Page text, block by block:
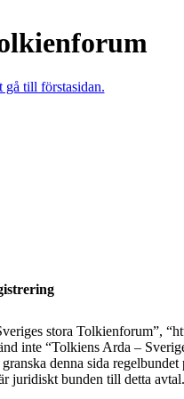
till förstasidan.
stora Tolkienforum”,
inte “Tolkiens Arda –
denna sida regelbundet
juridiskt bunden till detta avtal.